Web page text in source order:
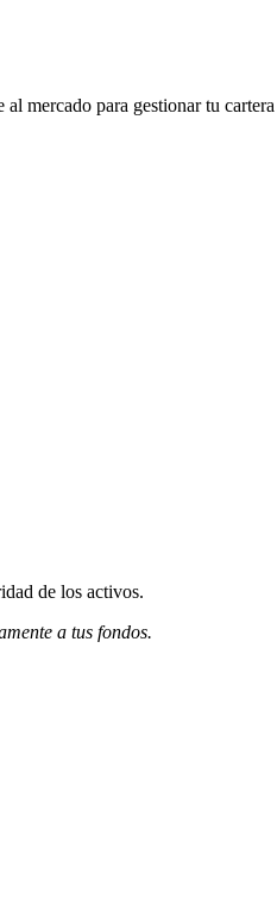
mercado para gestionar tu
de los activos.
a tus fondos.